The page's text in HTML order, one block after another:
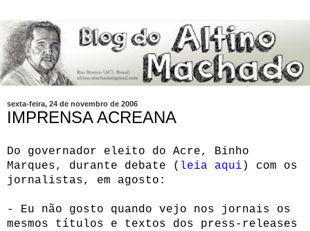
sexta-feira, 24 de novembro de 2006
IMPRENSA ACREANA
Do governador eleito do Acre, Binho
Marques, durante debate ( leia aqui ) com os
jornalistas, em agosto:
- Eu não gosto quando vejo nos jornais os
mesmos títulos e textos dos press-releases